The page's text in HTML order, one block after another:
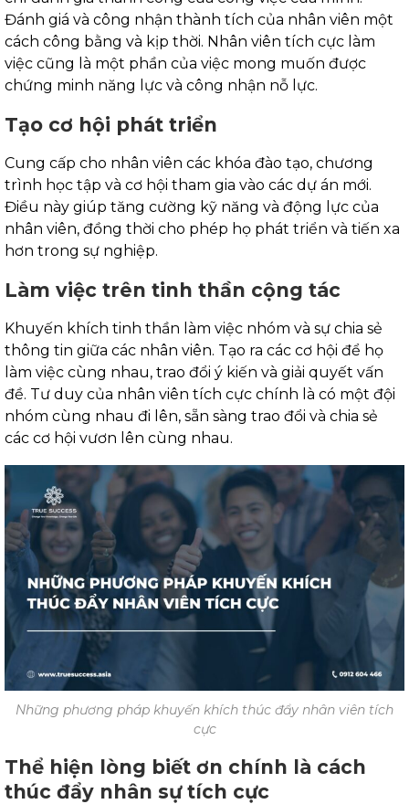
Đánh giá và công nhận thành tích của nhân viên một
cách công bằng và kịp thời. Nhân viên tích cực làm
việc cũng là một phần của việc mong muốn được
chứng minh năng lực và công nhận nỗ lực.
Tạo cơ hội phát triển
Cung cấp cho nhân viên các khóa đào tạo, chương
trình học tập và cơ hội tham gia vào các dự án mới.
Điều này giúp tăng cường kỹ năng và động lực của
nhân viên, đồng thời cho phép họ phát triển và tiến xa
hơn trong sự nghiệp.
Làm việc trên tinh thần cộng tác
Khuyến khích tinh thần làm việc nhóm và sự chia sẻ
thông tin giữa các nhân viên. Tạo ra các cơ hội để họ
làm việc cùng nhau, trao đổi ý kiến và giải quyết vấn
đề. Tư duy của nhân viên tích cực chính là có một đội
nhóm cùng nhau đi lên, sẵn sàng trao đổi và chia sẻ
các cơ hội vươn lên cùng nhau.
Những phương pháp khuyến khích thúc đẩy nhân viên tích
cực
Thể hiện lòng biết ơn chính là cách
thúc đẩy nhân sự tích cực